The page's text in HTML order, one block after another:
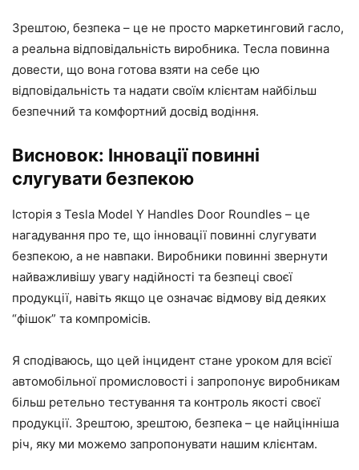
Зрештою, безпека – це не просто маркетинговий гасло,
а реальна відповідальність виробника. Тесла повинна
довести, що вона готова взяти на себе цю
відповідальність та надати своїм клієнтам найбільш
безпечний та комфортний досвід водіння.
Висновок: Інновації повинні
слугувати безпекою
Історія з Tesla Model Y Handles Door Roundles – це
нагадування про те, що інновації повинні слугувати
безпекою, а не навпаки. Виробники повинні звернути
найважливішу увагу надійності та безпеці своєї
продукції, навіть якщо це означає відмову від деяких
“фішок” та компромісів.
Я сподіваюсь, що цей інцидент стане уроком для всієї
автомобільної промисловості і запропонує виробникам
більш ретельно тестування та контроль якості своєї
продукції. Зрештою, зрештою, безпека – це найцінніша
річ, яку ми можемо запропонувати нашим клієнтам.